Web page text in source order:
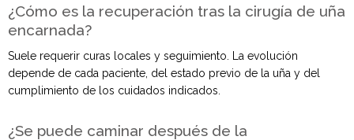
¿Cómo es la recuperación tras la cirugía de uña
encarnada?
Suele requerir curas locales y seguimiento. La evolución
depende de cada paciente, del estado previo de la uña y del
cumplimiento de los cuidados indicados.
¿Se puede caminar después de la